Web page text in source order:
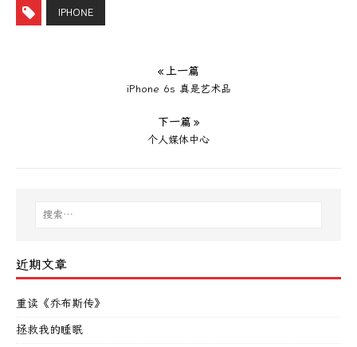
IPHONE
« 上一篇
iPhone 6s 真是艺术品
下一篇 »
个人媒体中心
近期文章
重读《乔布斯传》
拯救我的睡眠